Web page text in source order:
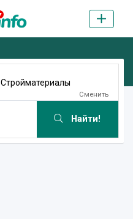
Стройматериалы
Сменить
Найти!